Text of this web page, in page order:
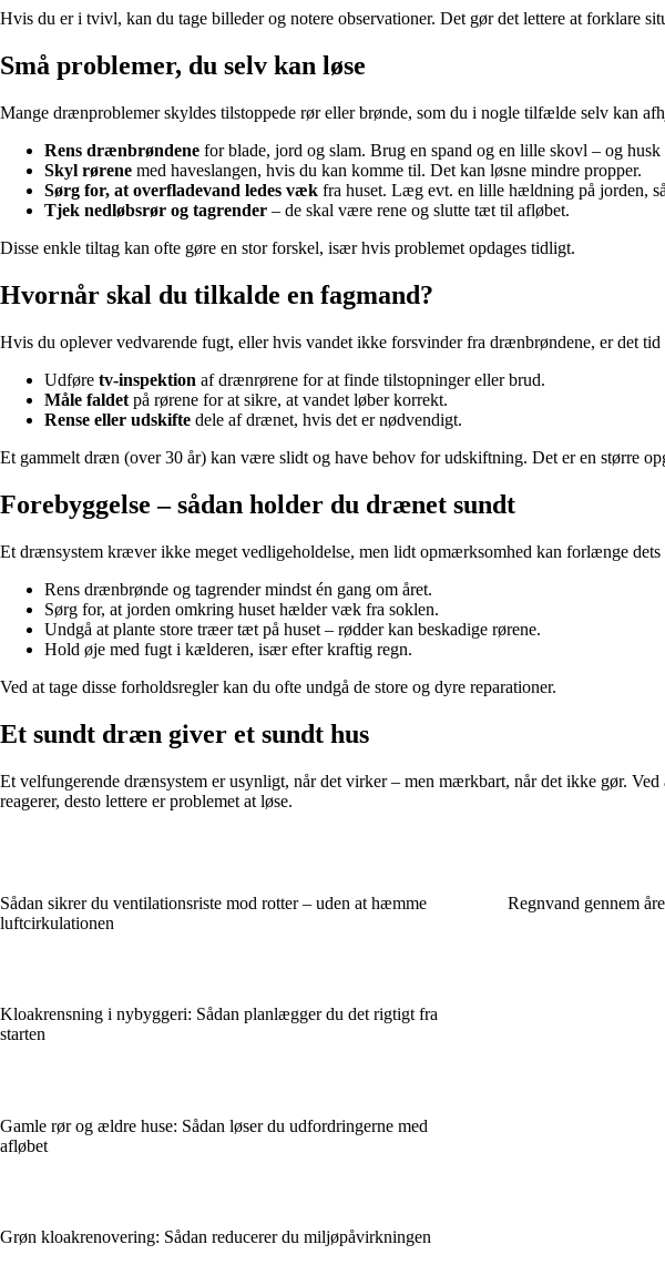
Hvis du er i tvivl, kan du tage billeder og notere observationer. Det gør det lettere at forklare
Små problemer, du selv kan løse
Mange drænproblemer skyldes tilstoppede rør eller brønde, som du i nogle tilfælde selv kan
Rens drænbrøndene for blade, jord og slam. Brug en spand og en lille skovl – og husk
Skyl rørene med haveslangen, hvis du kan komme til. Det kan løsne mindre propper.
Sørg for, at overfladevand ledes væk fra huset. Læg evt. en lille hældning på jorden,
Tjek nedløbsrør og tagrender – de skal være rene og slutte tæt til afløbet.
Disse enkle tiltag kan ofte gøre en stor forskel, især hvis problemet opdages tidligt.
Hvornår skal du tilkalde en fagmand?
Hvis du oplever vedvarende fugt, eller hvis vandet ikke forsvinder fra drænbrøndene, er det
Udføre tv-inspektion af drænrørene for at finde tilstopninger eller brud.
Måle faldet på rørene for at sikre, at vandet løber korrekt.
Rense eller udskifte dele af drænet, hvis det er nødvendigt.
Et gammelt dræn (over 30 år) kan være slidt og have behov for udskiftning. Det er en større
Forebyggelse – sådan holder du drænet sundt
Et drænsystem kræver ikke meget vedligeholdelse, men lidt opmærksomhed kan forlænge dets
Rens drænbrønde og tagrender mindst én gang om året.
Sørg for, at jorden omkring huset hælder væk fra soklen.
Undgå at plante store træer tæt på huset – rødder kan beskadige rørene.
Hold øje med fugt i kælderen, især efter kraftig regn.
Ved at tage disse forholdsregler kan du ofte undgå de store og dyre reparationer.
Et sundt dræn giver et sundt hus
Et velfungerende drænsystem er usynligt, når det virker – men mærkbart, når det ikke gør.
reagerer, desto lettere er problemet at løse.
Sådan sikrer du ventilationsriste mod rotter – uden at hæmme
luftcirkulationen
Kloakrensning i nybyggeri: Sådan planlægger du det rigtigt fra
starten
Gamle rør og ældre huse: Sådan løser du udfordringerne med
afløbet
Grøn kloakrenovering: Sådan reducerer du miljøpåvirkningen
Regnvand gennem